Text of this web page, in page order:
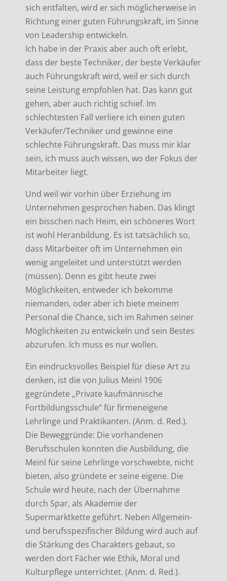
sich entfalten, wird er sich möglicherweise in
Richtung einer guten Führungskraft, im Sinne
von Leadership entwickeln.
Ich habe in der Praxis aber auch oft erlebt,
dass der beste Techniker, der beste Verkäufer
auch Führungskraft wird, weil er sich durch
seine Leistung empfohlen hat. Das kann gut
gehen, aber auch richtig schief. Im
schlechtesten Fall verliere ich einen guten
Verkäufer/Techniker und gewinne eine
schlechte Führungskraft. Das muss mir klar
sein, ich muss auch wissen, wo der Fokus der
Mitarbeiter liegt.
Und weil wir vorhin über Erziehung im
Unternehmen gesprochen haben. Das klingt
ein bisschen nach Heim, ein schöneres Wort
ist wohl Heranbildung. Es ist tatsächlich so,
dass Mitarbeiter oft im Unternehmen ein
wenig angeleitet und unterstützt werden
(müssen). Denn es gibt heute zwei
Möglichkeiten, entweder ich bekomme
niemanden, oder aber ich biete meinem
Personal die Chance, sich im Rahmen seiner
Möglichkeiten zu entwickeln und sein Bestes
abzurufen. Ich muss es nur wollen.
Ein eindrucksvolles Beispiel für diese Art zu
denken, ist die von Julius Meinl 1906
gegründete „Private kaufmännische
Fortbildungsschule“ für firmeneigene
Lehrlinge und Praktikanten. (Anm. d. Red.).
Die Beweggründe: Die vorhandenen
Berufsschulen konnten die Ausbildung, die
Meinl für seine Lehrlinge vorschwebte, nicht
bieten, also gründete er seine eigene. Die
Schule wird heute, nach der Übernahme
durch Spar, als Akademie der
Supermarktkette geführt. Neben Allgemein-
und berufsspezifischer Bildung wird auch auf
die Stärkung des Charakters gebaut, so
werden dort Fächer wie Ethik, Moral und
Kulturpflege unterrichtet. (Anm. d. Red.).